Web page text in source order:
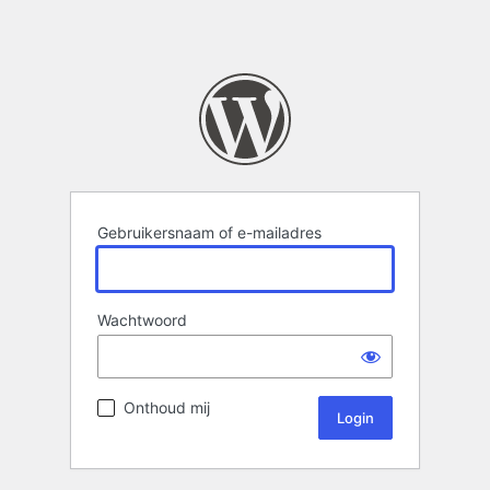
Gebruikersnaam of e-mailadres
Wachtwoord
Onthoud mij